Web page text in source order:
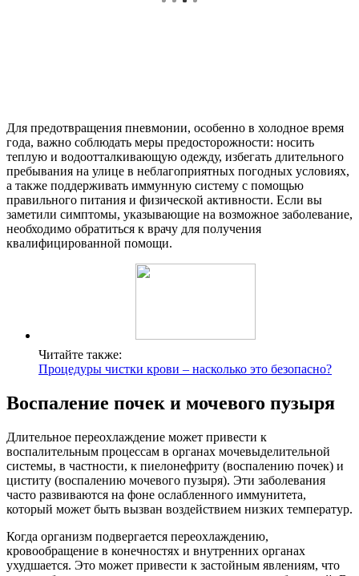
Для предотвращения пневмонии, особенно в холодное время
года, важно соблюдать меры предосторожности: носить
теплую и водоотталкивающую одежду, избегать длительного
пребывания на улице в неблагоприятных погодных условиях,
а также поддерживать иммунную систему с помощью
правильного питания и физической активности. Если вы
заметили симптомы, указывающие на возможное заболевание,
необходимо обратиться к врачу для получения
квалифицированной помощи.
Читайте также:
Процедуры чистки крови – насколько это безопасно?
Воспаление почек и мочевого пузыря
Длительное переохлаждение может привести к
воспалительным процессам в органах мочевыделительной
системы, в частности, к пиелонефриту (воспалению почек) и
циститу (воспалению мочевого пузыря). Эти заболевания
часто развиваются на фоне ослабленного иммунитета,
который может быть вызван воздействием низких температур.
Когда организм подвергается переохлаждению,
кровообращение в конечностях и внутренних органах
ухудшается. Это может привести к застойным явлениям, что